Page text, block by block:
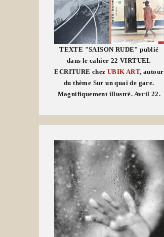
TEXTE "SAISON RUDE" publié
dans le cahier 22 VIRTUEL
ECRITURE chez UBIK ART, autour
du thème Sur un quai de gare.
Magnifiquement illustré. Avril 22.